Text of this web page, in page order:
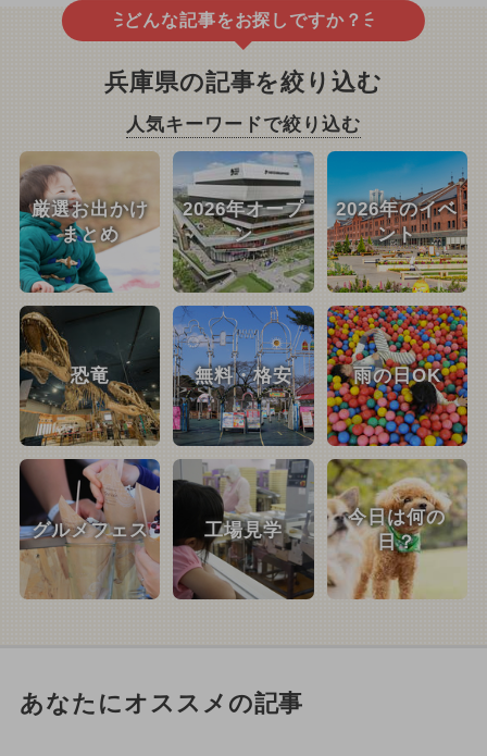
どんな記事をお探しですか？
兵庫県の記事を絞り込む
人気キーワードで絞り込む
厳選お出かけ
まとめ
2026年オープ
ン
2026年のイベ
ント
恐竜 無料・格安 雨の日OK
グルメフェス 工場見学
今日は何の
日？
あなたにオススメの記事